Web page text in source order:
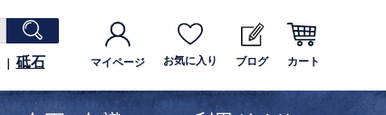
砥石 マイページ お気に入り ブログ カート